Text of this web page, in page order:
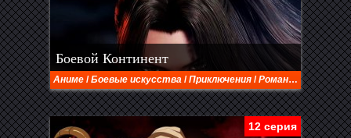
Боевой Континент
Аниме /Боевые искусства /Приключения /Романтика /Сёнэн
12 серия